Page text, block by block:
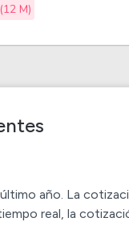
M)
año. La
real, la